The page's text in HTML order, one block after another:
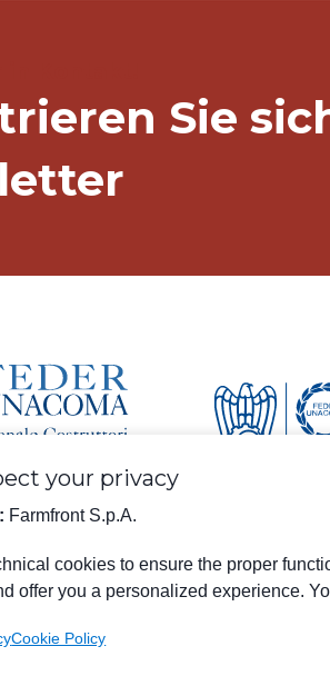
Sie
Via S. Eusebio 7, 41014 Castelvetro di
your privacy
Farmfront S.p.A.
cookies to ensure the proper
offer you a personalized experience.
Cookie Policy